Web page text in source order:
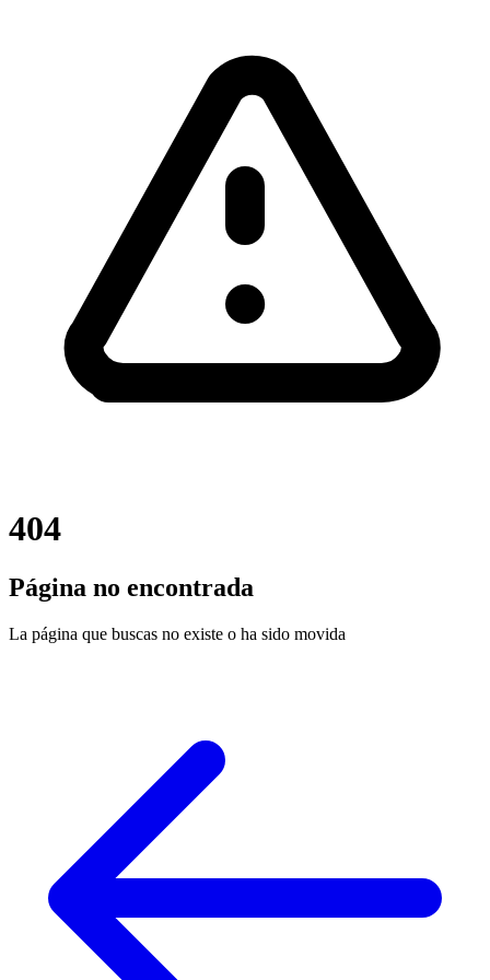
404
Página no encontrada
La página que buscas no existe o ha sido movida